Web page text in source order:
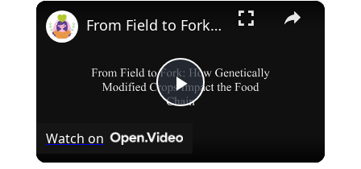
×
Play
From Field to Fork: How Genetically Modified Crops Impact the Food Chain
Watch on